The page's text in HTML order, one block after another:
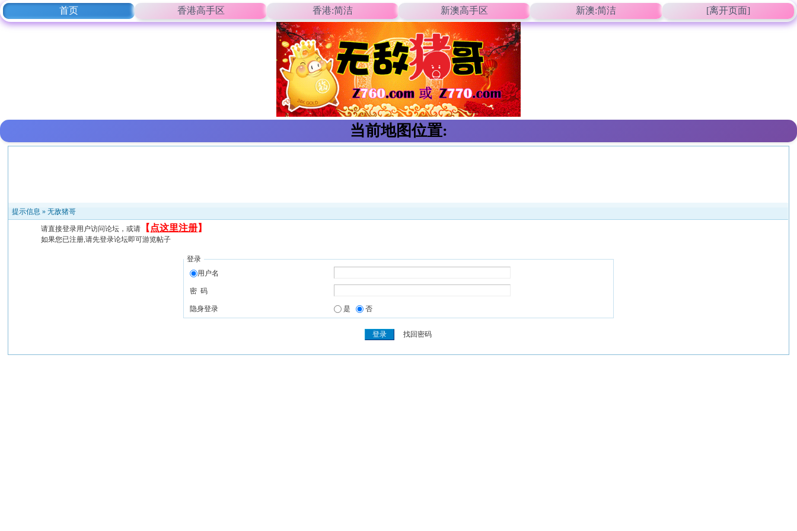
首页 香港高手区 香港:简洁 新澳高手区 新澳:简洁 [离开页面]
当前地图位置:
提示信息 »无敌猪哥
请直接登录用户访问论坛，或请 【 点这里注册】
如果您已注册,请先登录论坛即可游览帖子
登录
用户名
密 码
隐身登录 是 否
找回密码